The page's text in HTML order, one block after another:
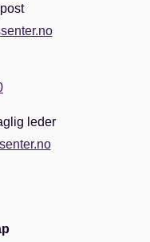
leder